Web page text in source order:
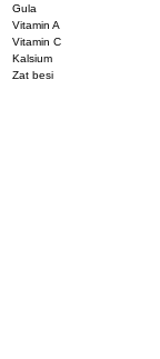
Gula
Vitamin A
Vitamin C
Kalsium
Zat besi